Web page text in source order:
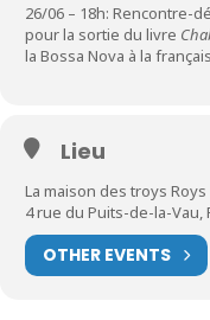
26/06 – 18h: Rencontre-
pour la sortie du livre
la Bossa Nova à la
Lieu
La maison des troys Roys
4 rue du Puits-de-la-Vau,
OTHER EVENTS